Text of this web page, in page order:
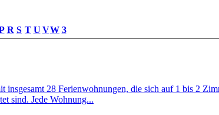
R S T U VW 3
insgesamt 28 Ferienwohnungen, die sich auf 1 bis 2
sind. Jede Wohnung...